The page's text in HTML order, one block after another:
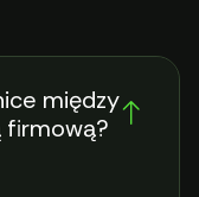
między
firmową?